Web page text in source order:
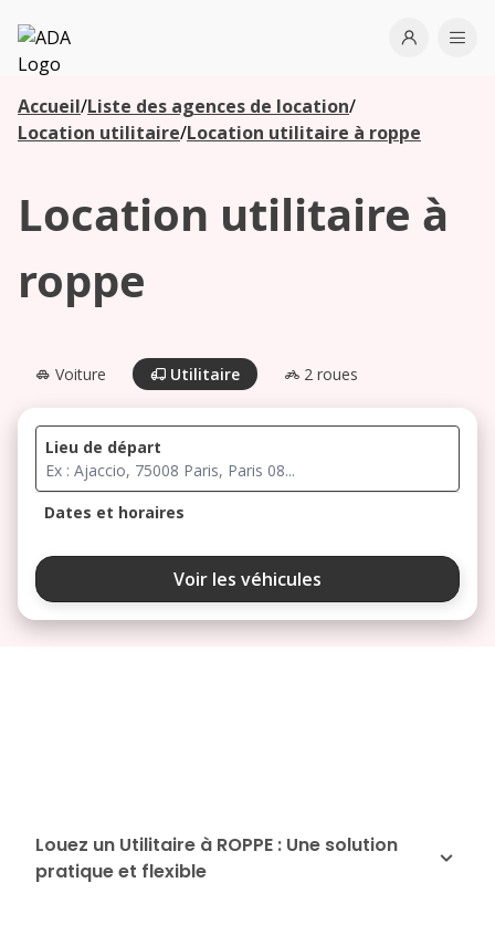
ADA
Open
Accueil/Liste des agences de location/
Location utilitaire/Location utilitaire à roppe
Location utilitaire à
roppe
Voiture Utilitaire 2 roues
Lieu de départ
Dates et horaires
août 2026
ma me
31
Voir les véhicules
Louez un Utilitaire à ROPPE : Une solution
pratique et flexible
Les
agences à
votre
recherche
agences à